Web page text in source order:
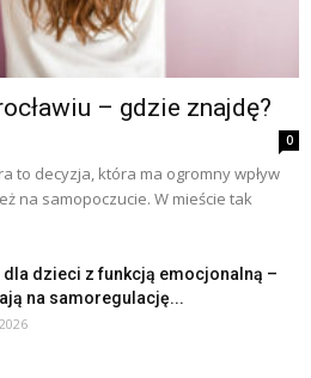
– gdzie znajdę?
0
to decyzja, która ma ogromny wpływ
na samopoczucie. W mieście tak
dla dzieci z funkcją emocjonalną –
na samoregulację...